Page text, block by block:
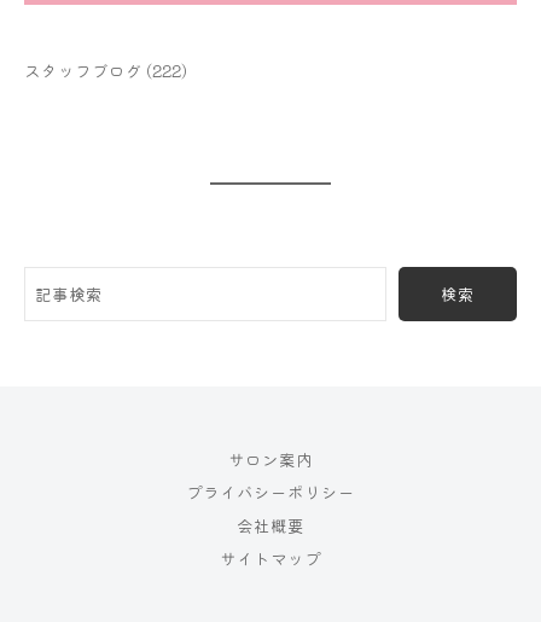
スタッフブログ (222)
検索
サロン案内
プライバシーポリシー
会社概要
サイトマップ